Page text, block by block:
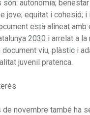
són: autonomia;
jove; equitat i cohesió; i
està alineat amb
2030 i arrelat a la
document viu, plàstic i
juvenil pratenca.
de novembre també ha